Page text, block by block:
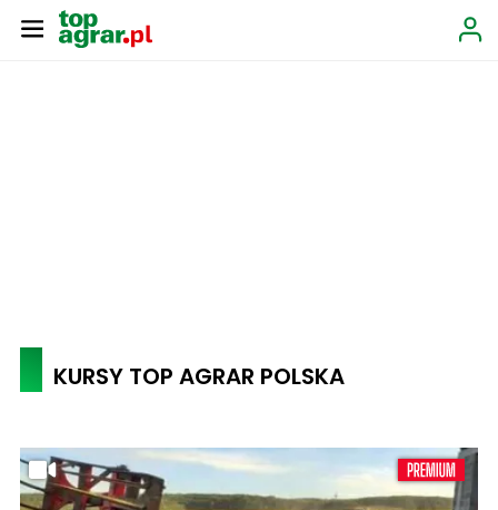
KURSY TOP AGRAR POLSKA